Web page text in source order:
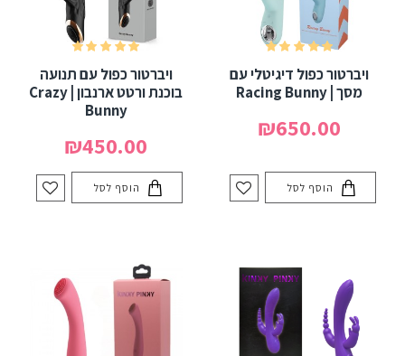
ויברטור כפול דיגיטלי עם
מסך | Racing Bunny
₪650.00
הוסף לסל
ויברטור כפול עם תנועה
בוכנת ורטט ארנבון | Crazy
Bunny
₪450.00
הוסף לסל